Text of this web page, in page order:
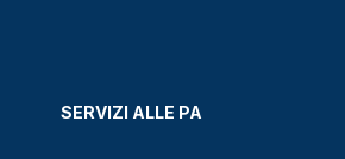
SERVIZI ALLE PA